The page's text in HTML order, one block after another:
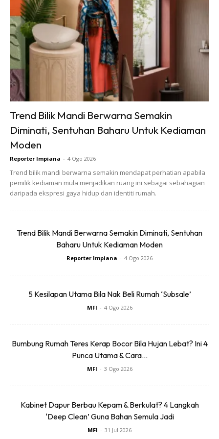
Ads
Trend Bilik Mandi Berwarna Semakin
Diminati, Sentuhan Baharu Untuk Kediaman
Moden
Reporter Impiana - 4 Ogo 2026
Trend bilik mandi berwarna semakin mendapat perhatian apabila
pemilik kediaman mula menjadikan ruang ini sebagai sebahagian
daripada ekspresi gaya hidup dan identiti rumah.
Trend Bilik Mandi Berwarna Semakin Diminati, Sentuhan
Baharu Untuk Kediaman Moden
Reporter Impiana - 4 Ogo 2026
5 Kesilapan Utama Bila Nak Beli Rumah ‘Subsale’
MFI - 4 Ogo 2026
Bumbung Rumah Teres Kerap Bocor Bila Hujan Lebat? Ini 4
Punca Utama & Cara...
MFI - 3 Ogo 2026
Kabinet Dapur Berbau Kepam & Berkulat? 4 Langkah
‘Deep Clean’ Guna Bahan Semula Jadi
MFI - 31 Jul 2026